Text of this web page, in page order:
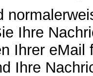
Ihre
Ihrer eMail
Ihre